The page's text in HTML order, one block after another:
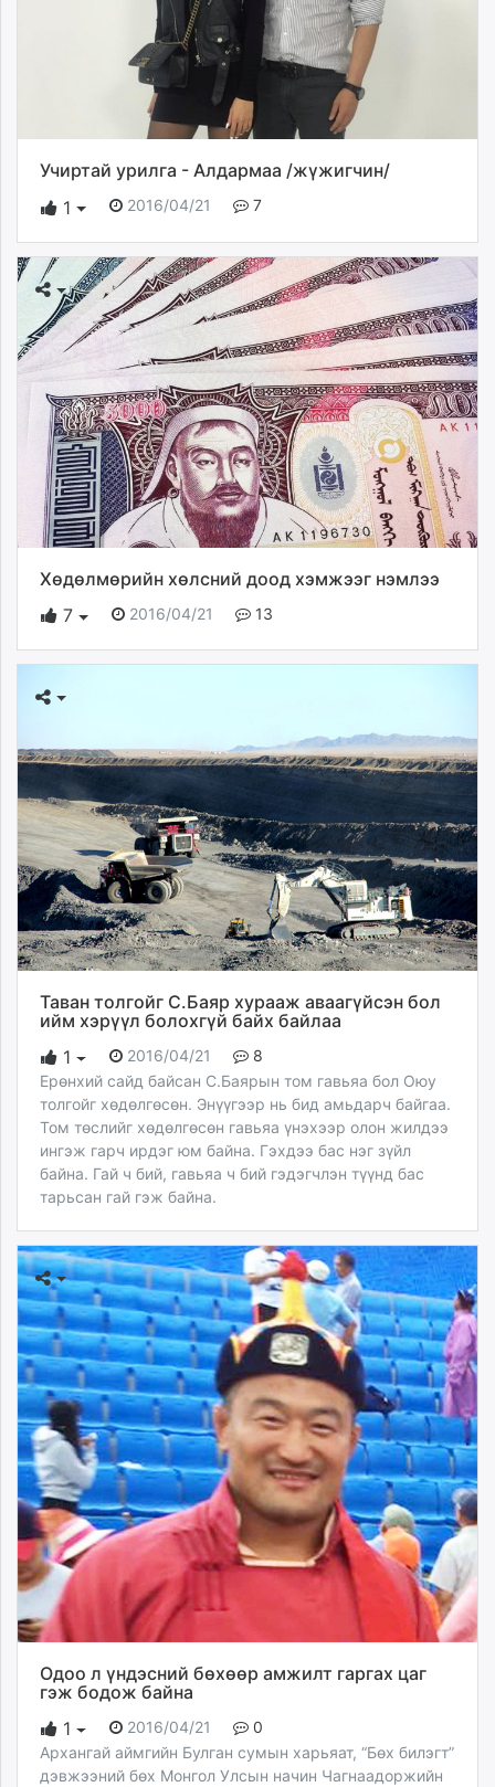
Учиртай урилга - Алдармаа /жүжигчин/
1
2016/04/21 7
Хөдөлмөрийн хөлсний доод хэмжээг нэмлээ
7
2016/04/21 13
Таван толгойг C.Баяр хурааж аваагүйсэн бол
ийм хэрүүл болохгүй байх байлаа
1
2016/04/21
8
Ерөнхий сайд байсан С.Баярын том гавьяа бол Оюу
толгойг хөдөлгөсөн. Энүүгээр нь бид амьдарч байгаа.
Том төслийг хөдөлгөсөн гавьяа үнэхээр олон жилдээ
ингэж гарч ирдэг юм байна. Гэхдээ бас нэг зүйл
байна. Гай ч бий, гавьяа ч бий гэдэгчлэн түүнд бас
тарьсан гай гэж байна.
Одоо л үндэсний бөхөөр амжилт гаргах цаг
гэж бодож байна
1
2016/04/21
0
Архангай аймгийн Булган сумын харьяат, “Бөх билэгт”
дэвжээний бөх Монгол Улсын начин Чагнаадоржийн